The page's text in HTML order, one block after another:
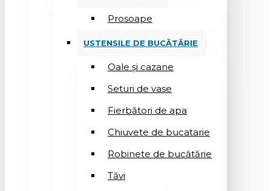
Prosoape
USTENSILE DE BUCĂTĂRIE
Oale și cazane
Seturi de vase
Fierbători de apa
Chiuvete de bucatarie
Robinete de bucătărie
Tăvi